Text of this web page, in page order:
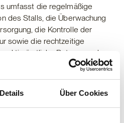
Details Über Cookies
umfasst die regelmäßige
des Stalls, die Überwachung
die Kontrolle der
sowie die rechtzeitige
tierärztliche Betreuung der
Stall ist entscheidend für
da er den Tieren Schutz,